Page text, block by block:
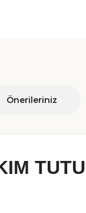
Önerileriniz